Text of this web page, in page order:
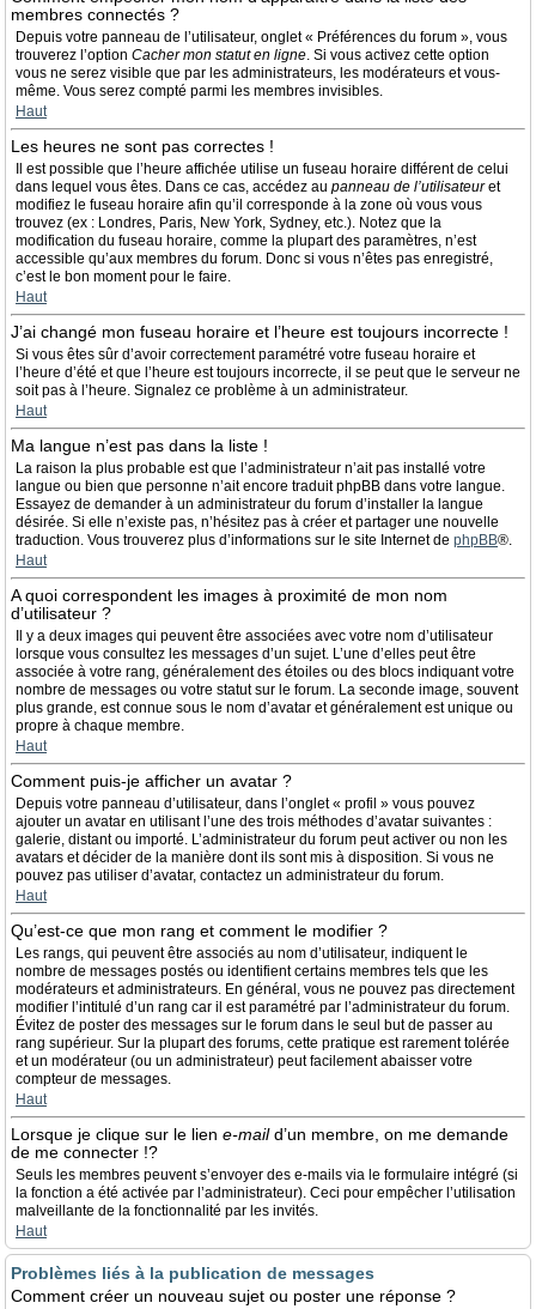
membres connectés ?
Depuis votre panneau de l’utilisateur, onglet « Préférences du forum », vous
trouverez l’option Cacher mon statut en ligne. Si vous activez cette option
vous ne serez visible que par les administrateurs, les modérateurs et vous-
même. Vous serez compté parmi les membres invisibles.
Haut
Les heures ne sont pas correctes !
Il est possible que l’heure affichée utilise un fuseau horaire différent de celui
dans lequel vous êtes. Dans ce cas, accédez au panneau de l’utilisateuret
modifiez le fuseau horaire afin qu’il corresponde à la zone où vous vous
trouvez (ex : Londres, Paris, New York, Sydney, etc.). Notez que la
modification du fuseau horaire, comme la plupart des paramètres, n’est
accessible qu’aux membres du forum. Donc si vous n’êtes pas enregistré,
c’est le bon moment pour le faire.
Haut
J’ai changé mon fuseau horaire et l’heure est toujours incorrecte !
Si vous êtes sûr d’avoir correctement paramétré votre fuseau horaire et
l’heure d’été et que l’heure est toujours incorrecte, il se peut que le serveur ne
soit pas à l’heure. Signalez ce problème à un administrateur.
Haut
Ma langue n’est pas dans la liste !
La raison la plus probable est que l’administrateur n’ait pas installé votre
langue ou bien que personne n’ait encore traduit phpBB dans votre langue.
Essayez de demander à un administrateur du forum d’installer la langue
désirée. Si elle n’existe pas, n’hésitez pas à créer et partager une nouvelle
traduction. Vous trouverez plus d’informations sur le site Internet de phpBB®.
Haut
A quoi correspondent les images à proximité de mon nom
d’utilisateur ?
Il y a deux images qui peuvent être associées avec votre nom d’utilisateur
lorsque vous consultez les messages d’un sujet. L’une d’elles peut être
associée à votre rang, généralement des étoiles ou des blocs indiquant votre
nombre de messages ou votre statut sur le forum. La seconde image, souvent
plus grande, est connue sous le nom d’avatar et généralement est unique ou
propre à chaque membre.
Haut
Comment puis-je afficher un avatar ?
Depuis votre panneau d’utilisateur, dans l’onglet « profil » vous pouvez
ajouter un avatar en utilisant l’une des trois méthodes d’avatar suivantes :
galerie, distant ou importé. L’administrateur du forum peut activer ou non les
avatars et décider de la manière dont ils sont mis à disposition. Si vous ne
pouvez pas utiliser d’avatar, contactez un administrateur du forum.
Haut
Qu’est-ce que mon rang et comment le modifier ?
Les rangs, qui peuvent être associés au nom d’utilisateur, indiquent le
nombre de messages postés ou identifient certains membres tels que les
modérateurs et administrateurs. En général, vous ne pouvez pas directement
modifier l’intitulé d’un rang car il est paramétré par l’administrateur du forum.
Évitez de poster des messages sur le forum dans le seul but de passer au
rang supérieur. Sur la plupart des forums, cette pratique est rarement tolérée
et un modérateur (ou un administrateur) peut facilement abaisser votre
compteur de messages.
Haut
Lorsque je clique sur le lien e-maild’un membre, on me demande
de me connecter !?
Seuls les membres peuvent s’envoyer des e-mails via le formulaire intégré (si
la fonction a été activée par l’administrateur). Ceci pour empêcher l’utilisation
malveillante de la fonctionnalité par les invités.
Haut
Problèmes liés à la publication de messages
Comment créer un nouveau sujet ou poster une réponse ?